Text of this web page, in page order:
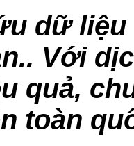
dữ
Với
quả,
toàn